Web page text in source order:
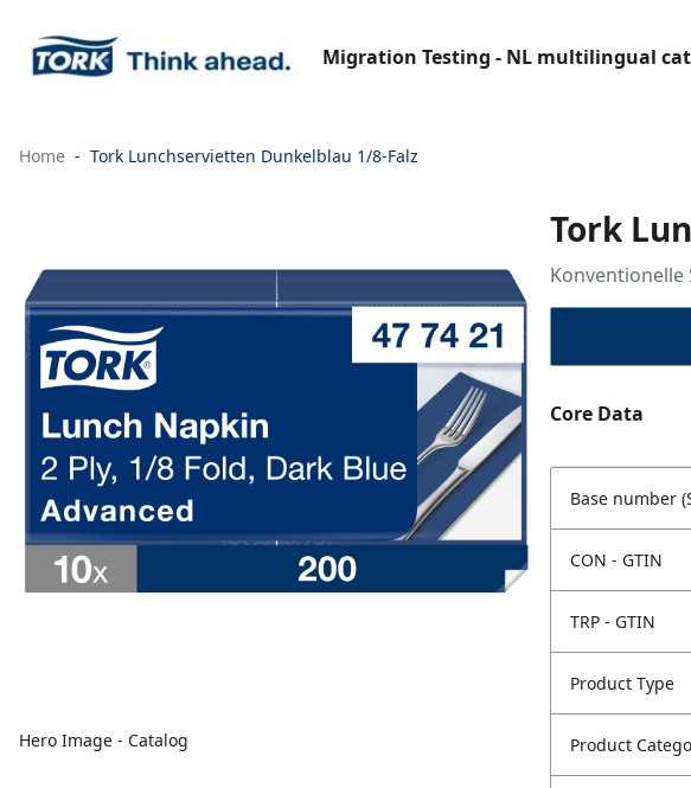
Migration Testing - NL multilingual
Home Tork Lunchservietten Dunkelblau 1/8-Falz
Hero Image - Catalog
Tork
Konventionelle
Core Data
Base number
CON - GTIN
TRP - GTIN
Product Type
Product